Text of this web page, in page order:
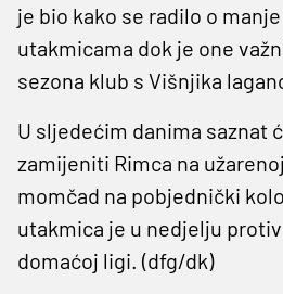
je bio kako se radilo o
utakmicama dok je one
sezona klub s Višnjika
U sljedećim danima saznat
zamijeniti Rimca na
momčad na pobjednički
utakmica je u nedjelju
domaćoj ligi. (dfg/dk)